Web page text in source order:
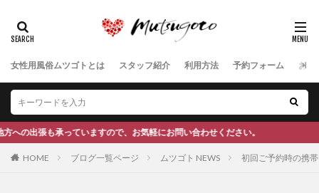
女性用風俗ムツゴトとは スタッフ紹介 利用方法 予約フォーム お客
、お気軽にお問い合わせください。
HOME ブログ一覧ページ ムツゴト NEWS 初回ご予約時の携